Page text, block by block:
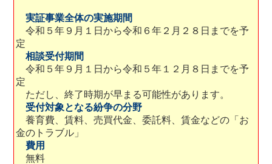
実証事業全体の実施期間
令和５年９月１日から令和６年２月２８日までを予
定
相談受付期間
令和５年９月１日から令和５年１２月８日までを予
定
ただし、終了時期が早まる可能性があります。
受付対象となる紛争の分野
養育費、賃料、売買代金、委託料、賃金などの「お
金のトラブル」
費用
無料